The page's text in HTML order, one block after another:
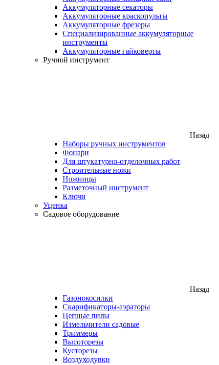
Аккумуляторные секаторы
Аккумуляторные краскопульты
Аккумуляторные фрезеры
Специализированные аккумуляторные
инструменты
Аккумуляторные гайковерты
Ручной инструмент
Назад
Наборы ручных инструментов
Фонари
Для штукатурно-отделочных работ
Строительные ножи
Ножницы
Разметочный инструмент
Ключи
Уценка
Садовое оборудование
Назад
Газонокосилки
Скарификаторы-аэраторы
Цепные пилы
Измельчители садовые
Триммеры
Высоторезы
Кусторезы
Воздуходувки